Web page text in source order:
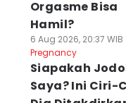
Orgasme Bisa
Hamil?
6 Aug 2026, 20:37 WIB
Pregnancy
Siapakah
Saya? Ini Ciri-